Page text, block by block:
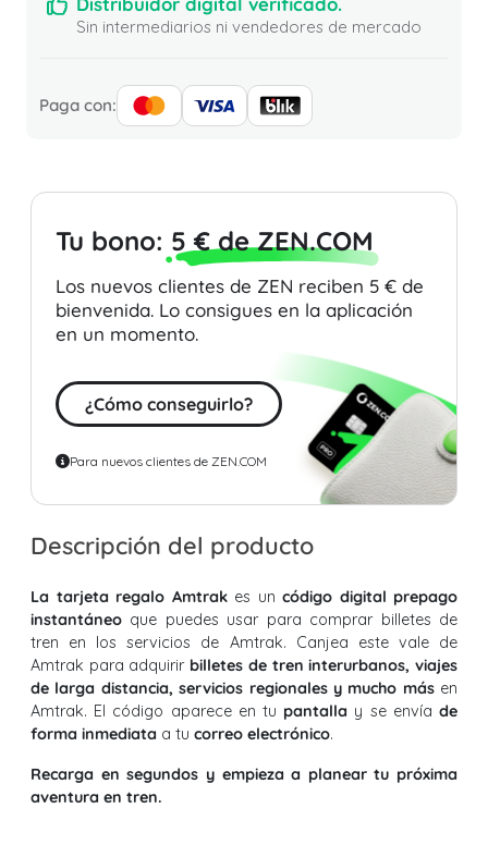
Sin intermediarios ni vendedores de mercado
Paga con:
Tu bono: 5 € de ZEN.COM
Los nuevos clientes de ZEN reciben 5 € de
bienvenida. Lo consigues en la aplicación
en un momento.
¿Cómo conseguirlo?
Para nuevos clientes de ZEN.COM
Descripción del producto
La tarjeta regalo Amtrakes un código digital prepago
instantáneo que puedes usar para comprar billetes de
tren en los servicios de Amtrak. Canjea este vale de
Amtrak para adquirir billetes de tren interurbanos, viajes
de larga distancia, servicios regionales y mucho másen
Amtrak. El código aparece en tu pantalla y se envíade
forma inmediata a tu correo electrónico.
Recarga en segundos y empieza a planear tu próxima
aventura en tren.